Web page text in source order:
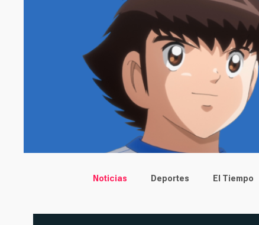
Main menu
Noticias Deportes El Tiempo